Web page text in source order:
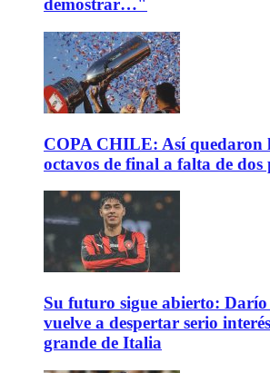
demostrar…"
COPA CHILE: Así quedaron
octavos de final a falta de dos
Su futuro sigue abierto:
vuelve a despertar serio
grande de Italia